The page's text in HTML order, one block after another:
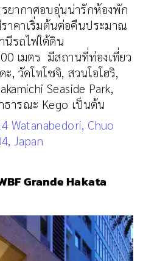
ยากาศอบอุ่นน่ารักห้องพัก
าคาเริ่มต้นต่อคืนประมาณ
นีรถไฟใต้ดิน
เมตร มีสถานที่ท่องเที่ยว
, วัดโทโชจิ, สวนโอโฮริ,
Seaside Park,
ธารณะ Kego เป็นต้น
Watanabedori, Chuo
Japan
Grande Hakata